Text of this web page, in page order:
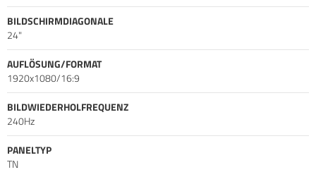
BILDSCHIRMDIAGONALE
24"
AUFLÖSUNG/FORMAT
1920x1080/16:9
BILDWIEDERHOLFREQUENZ
240Hz
PANELTYP
TN